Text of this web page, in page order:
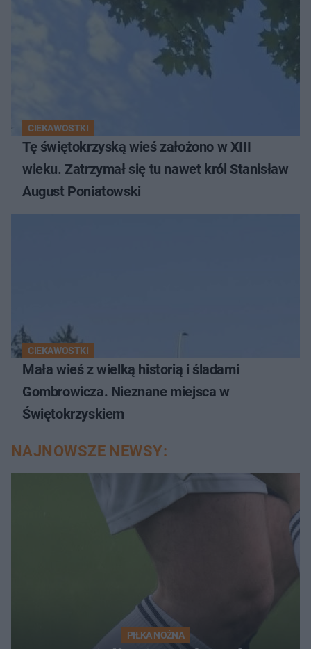
CIEKAWOSTKI
Tę świętokrzyską wieś założono w XIII
wieku. Zatrzymał się tu nawet król Stanisław
August Poniatowski
CIEKAWOSTKI
Mała wieś z wielką historią i śladami
Gombrowicza. Nieznane miejsca w
Świętokrzyskiem
NAJNOWSZE NEWSY:
PIŁKA NOŻNA